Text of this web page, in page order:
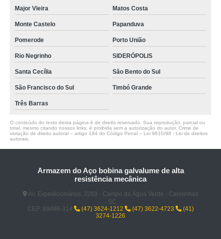
Major Vieira Matos Costa
Monte Castelo Papanduva
Pomerode Porto União
Rio Negrinho SIDERÓPOLIS
Santa Cecília São Bento do Sul
São Francisco do Sul Timbó Grande
Três Barras
O conteúdo do texto desta página é de direito reservado. Sua reprodução, parcial ou
total, mesmo citando nossos links, é proibida sem a autorização do autor. Crime de
violação de direito autoral – artigo 184 do Código Penal – Lei 9610/98 - Lei de direitos
autorais
Armazem do Aço bobina galvalume de alta
resistência mecânica
Av. Expedicionários, 2269 - Campo da Água Verde - Canoinhas
- SC
CEP: 89466-314
(47) 3624-1212 (47) 3622-4723
(41)
3274-1226